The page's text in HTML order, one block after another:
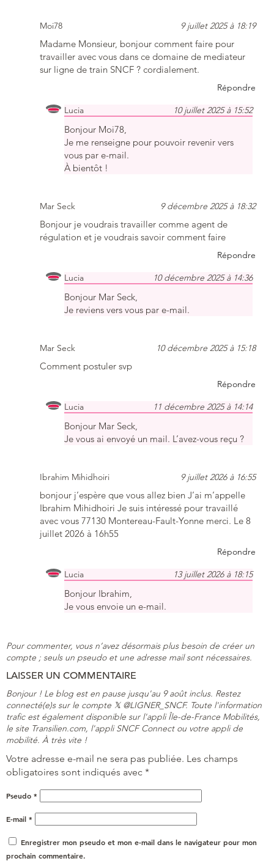
Moi78 9 juillet 2025 à 18:19
Madame Monsieur, bonjour comment faire pour
travailler avec vous dans ce domaine de mediateur
sur ligne de train SNCF ? cordialement.
Répondre
Lucia 10 juillet 2025 à 15:52
Bonjour Moi78,
Je me renseigne pour pouvoir revenir vers
vous par e-mail.
À bientôt !
Mar Seck 9 décembre 2025 à 18:32
Bonjour je voudrais travailler comme agent de
régulation et je voudrais savoir comment faire
Répondre
Lucia 10 décembre 2025 à 14:36
Bonjour Mar Seck,
Je reviens vers vous par e-mail.
Mar Seck 10 décembre 2025 à 15:18
Comment postuler svp
Répondre
Lucia 11 décembre 2025 à 14:14
Bonjour Mar Seck,
Je vous ai envoyé un mail. L’avez-vous reçu ?
Ibrahim Mihidhoiri 9 juillet 2026 à 16:55
bonjour j’espère que vous allez bien J’ai m’appelle
Ibrahim Mihidhoiri Je suis intéressé pour travaillé
avec vous 77130 Montereau-Fault-Yonne merci. Le 8
juillet 2026 à 16h55
Répondre
Lucia 13 juillet 2026 à 18:15
Bonjour Ibrahim,
Je vous envoie un e-mail.
Pour commenter, vous n’avez désormais plus besoin de créer un
compte ; seuls un pseudo et une adresse mail sont nécessaires.
LAISSER UN COMMENTAIRE
Bonjour ! Le blog est en pause jusqu'au 9 août inclus. Restez
connecté(e)s sur le compte 𝕏 @LIGNER_SNCF. Toute l'information
trafic est également disponible sur l'appli Île-de-France Mobilités,
le site Transilien.com, l'appli SNCF Connect ou votre appli de
mobilité. À très vite !
Votre adresse e-mail ne sera pas publiée. Les champs
obligatoires sont indiqués avec *
Pseudo *
E-mail *
Enregistrer mon pseudo et mon e-mail dans le navigateur pour mon
prochain commentaire.